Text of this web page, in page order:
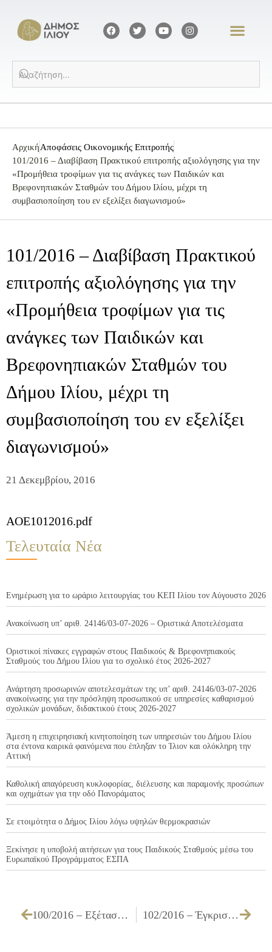
ΑρχικήΑποφάσεις Οικονομικής Επιτροπής
101/2016 – Διαβίβαση Πρακτικού επιτροπής αξιολόγησης για την
«Προμήθεια τροφίμων για τις ανάγκες των Παιδικών και
Βρεφονηπιακών Σταθμών του Δήμου Ιλίου, μέχρι τη
συμβασιοποίηση του εν εξελίξει διαγωνισμού»
101/2016 – Διαβίβαση Πρακτικού
επιτροπής αξιολόγησης για την
«Προμήθεια τροφίμων για τις
ανάγκες των Παιδικών και
Βρεφονηπιακών Σταθμών του
Δήμου Ιλίου, μέχρι τη
συμβασιοποίηση του εν εξελίξει
διαγωνισμού»
21 Δεκεμβρίου, 2016
AOE1012016.pdf
Τελευταία Νέα
Ενημέρωση για το ωράριο λειτουργίας του ΚΕΠ Ιλίου τον Αύγουστο 2026
Ανακοίνωση υπ’ αριθ. 24146/03-07-2026 – Οριστικά Αποτελέσματα
Οριστικοί πίνακες εγγραφών στους Παιδικούς & Βρεφονηπιακούς
Σταθμούς του Δήμου Ιλίου για το σχολικό έτος 2026-2027
Ανάρτηση προσωρινών αποτελεσμάτων της υπ’ αριθ. 24146/03-07-2026
ανακοίνωσης για την πρόσληψη προσωπικού σε υπηρεσίες καθαρισμού
σχολικών μονάδων, διδακτικού έτους 2026-2027
Άμεση η επιχειρησιακή κινητοποίηση των υπηρεσιών του Δήμου Ιλίου
στα έντονα καιρικά φαινόμενα που έπληξαν το Ίλιον και ολόκληρη την
Αττική
Καθολική απαγόρευση κυκλοφορίας, διέλευσης και παραμονής προσώπων
και οχημάτων για την οδό Πανοράματος
Σε ετοιμότητα ο Δήμος Ιλίου λόγω υψηλών θερμοκρασιών
Ξεκίνησε η υποβολή αιτήσεων για τους Παιδικούς Σταθμούς μέσω του
Ευρωπαϊκού Προγράμματος ΕΣΠΑ
100/2016 – Εξέταση ένστασης κατά των όρων διακήρυξης για τον διαγωνισμό «Προμήθεια πλαστικών σάκων απορριμμάτων» 102/2016 – Έγκριση τροποποιημένων τεχνικών προδιαγραφών και τροποποιημένων όρων διακήρυξης για την «Προμήθεια τροφίμων για τις ανάγκες των Παιδικών και Βρεφονηπιακών Σταθμών του Δήμου Ιλίου, μέχρι την συμβασιοποίηση του εν εξελίξει διαγωνισμού γάλακτος και τροφίμων»